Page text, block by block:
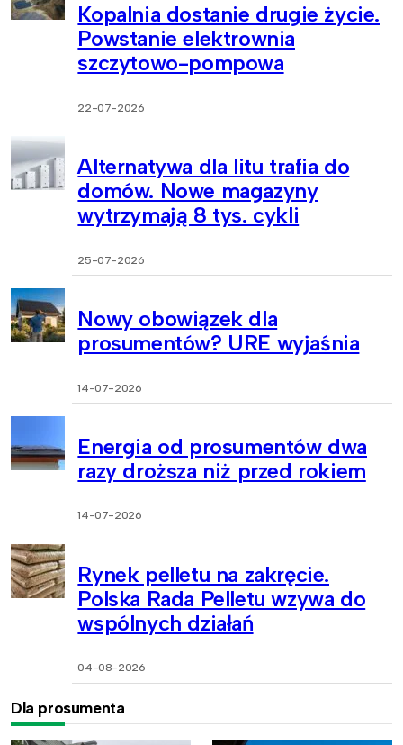
Kopalnia dostanie drugie życie.
Powstanie elektrownia
szczytowo-pompowa
22-07-2026
Alternatywa dla litu trafia do
domów. Nowe magazyny
wytrzymają 8 tys. cykli
25-07-2026
Nowy obowiązek dla
prosumentów? URE wyjaśnia
14-07-2026
Energia od prosumentów dwa
razy droższa niż przed rokiem
14-07-2026
Rynek pelletu na zakręcie.
Polska Rada Pelletu wzywa do
wspólnych działań
04-08-2026
Dla prosumenta